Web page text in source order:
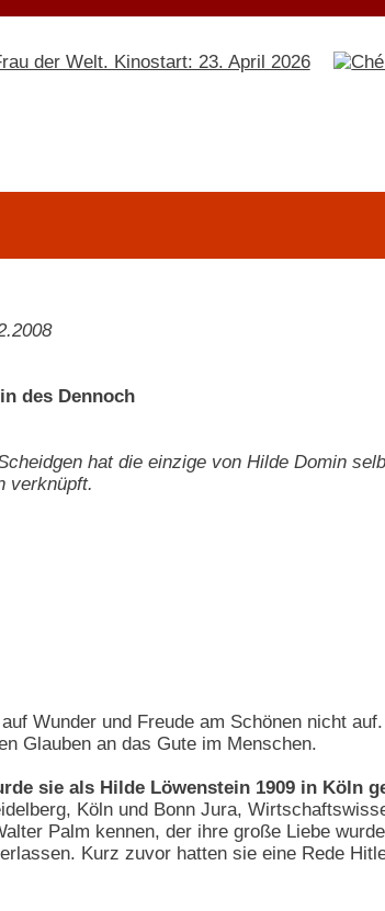
des Dennoch
hat die einzige von Hilde Domin
verknüpft.
Wunder und Freude am Schönen nicht
Glauben an das Gute im Menschen.
sie als Hilde Löwenstein 1909 in Köln
Köln und Bonn Jura,
Palm kennen, der ihre große Liebe
Kurz zuvor hatten sie eine Rede